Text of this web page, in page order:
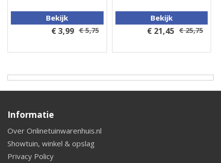
Bekijk
€ 3,99 € 5,75
Bekijk
€ 21,45 € 25,75
Informatie
Over Onlinetuinwarenhuis.nl
Showtuin, winkel & opslag
Privacy Policy